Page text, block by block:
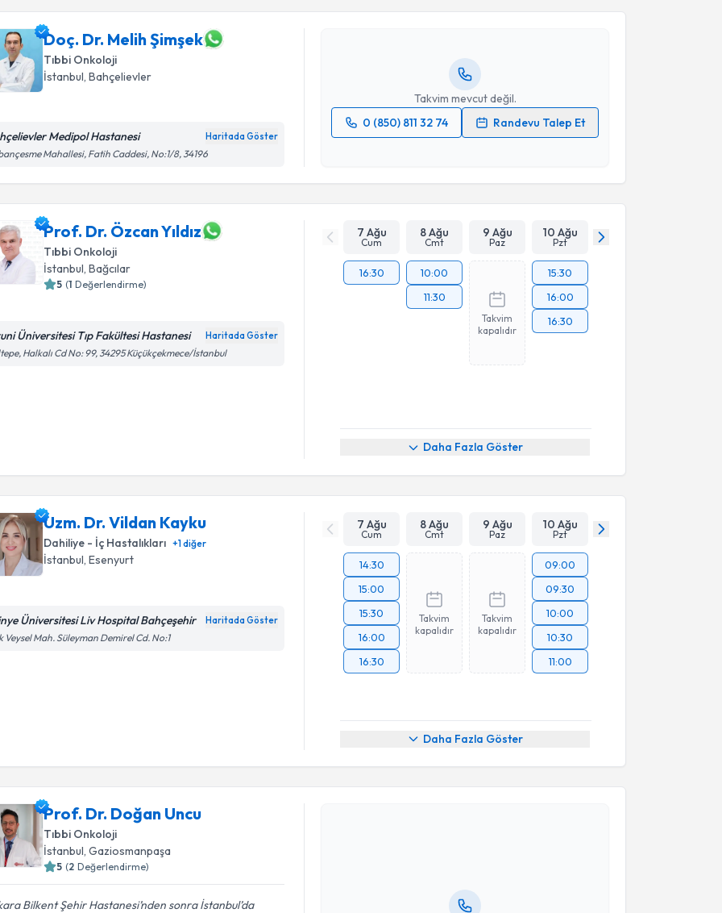
Doç. Dr. Melih Şimşek
Tıbbi Onkoloji
İstanbul, Bahçelievler
Medipol Hastanesi Haritada Göster
Mahallesi, Fatih Caddesi, No:1/8, 34196
Takvim mevcut değil.
0 (850) 811 32 74
Randevu Talep Et
işlenmesini kabul ediyorum.
Takvim Talebini Gönder
Prof. Dr. Özcan Yıldız
Tıbbi Onkoloji
İstanbul, Bağcılar
5 (1 Değerlendirme)
Üniversitesi Tıp Fakültesi Hastanesi Haritada Göster
Halkalı Cd No: 99, 34295 Küçükçekmece/İstanbul
7 Ağu
Cum
8 Ağu
Cmt
9 Ağu
Paz
10 Ağu
Pzt
16:30
10:00
11:30
Takvim
kapalıdır
15:30
16:00
16:30
Daha Fazla Göster
Uzm. Dr. Vildan Kayku
Dahiliye - İç Hastalıkları +1diğer
İstanbul , Esenyurt
Üniversitesi Liv Hospital Bahçeşehir Haritada Göster
Veysel Mah. Süleyman Demirel Cd. No:1
7 Ağu
Cum
8 Ağu
Cmt
9 Ağu
Paz
10 Ağu
Pzt
14:30
15:00
15:30
16:00
16:30
Takvim
kapalıdır
Takvim
kapalıdır
09:00
09:30
10:00
10:30
11:00
Daha Fazla Göster
Prof. Dr. Doğan Uncu
Tıbbi Onkoloji
İstanbul, Gaziosmanpaşa
5 (2 Değerlendirme)
Bilkent Şehir Hastanesi’nden sonra İstanbul’da